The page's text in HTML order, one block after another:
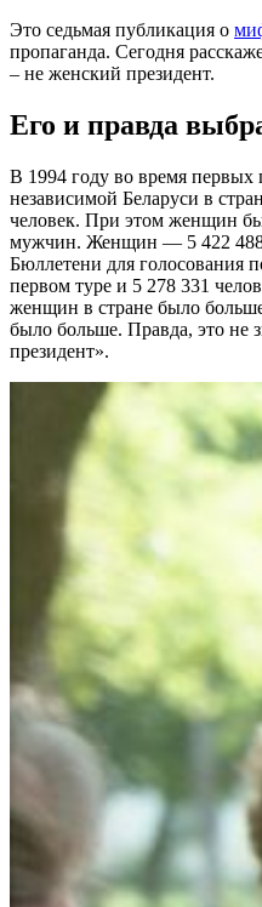
Это седьмая публикация о
пропаганда. Сегодня
– не женский президент.
Его и правда
В 1994 году во время первых
независимой Беларуси в
человек. При этом женщин
мужчин. Женщин — 5 422
Бюллетени для голосования
первом туре и 5 278 331
женщин в стране было
было больше. Правда, это не
президент».